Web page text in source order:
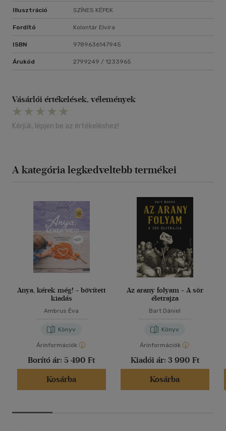
Illusztráció SZÍNES KÉPEK
Fordító Kolontár Elvira
ISBN 9789636147945
Árukód 2799249 / 1233965
Vásárlói értékelések, vélemények
Kérjük, lépjen be az értékeléshez!
A kategória legkedveltebb termékei
Anya, kérek még! - bővített
kiadás
Ambrus Éva
Könyv
Árinformációk
Borító ár: 5 490 Ft
Kosárba
Az arany folyam - A sör
életrajza
Bart Dániel
Könyv
Árinformációk
Kiadói ár: 3 990 Ft
Kosárba